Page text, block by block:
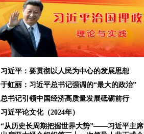
习近平：要贯彻以人民为中心的发展思想
于虹丽：习近平总书记强调的“最大的政治”
总书记引领中国经济高质量发展砥砺前行
习近平论文化（2024年）
“从历史长周期把握世界大势”——习近平主席